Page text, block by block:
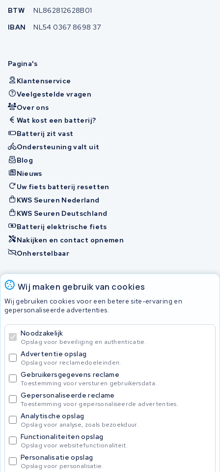
Wij maken gebruik van cookies
Wij gebruiken cookies voor een betere site-ervaring en
gepersonaliseerde advertenties.
Noodzakelijk
Opslag voor beveiliging en authenticatie.
Advertentie opslag
Opslag voor reclamedoeleinden.
Gebruikersgegevens reclame
Toestemming voor versturen gebruikersdata.
Gepersonaliseerde reclame
Toestemming voor gepersonaliseerde advertenties.
Analytische opslag
Opslag voor analyse, zoals bezoekduur.
Functionaliteiten opslag
Opslag voor websitefunctionaliteit.
Personalisatie opslag
Opslag voor personalisatie.
BTW
NL862812628B01
IBAN
NL54 0367 8698 37
Pagina's
Klantenservice
Veelgestelde vragen
Over ons
Wat kost een batterij?
Batterij zit vast
Ondersteuning valt uit
Blog
Nieuws
Uw fiets batterij resetten
KWS Seuren Nederland
KWS Seuren Deutschland
Batterij elektrische fiets
Nakijken en contact opnemen
Onherstelbaar
Accu's
Privacy Policy